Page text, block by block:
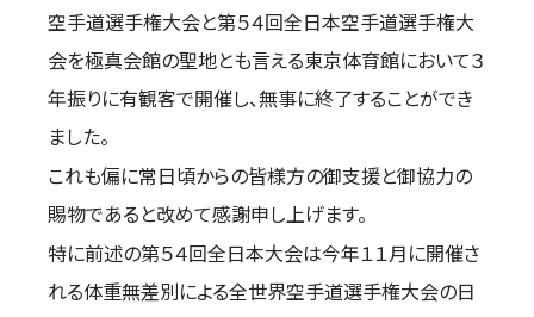
日本語
English
空手道選手権大会と第５４回全日本空手道選手権大
会を極真会館の聖地とも言える東京体育館において３
年振りに有観客で開催し、無事に終了することができ
ました。
これも偏に常日頃からの皆様方の御支援と御協力の
賜物であると改めて感謝申し上げます。
特に前述の第５４回全日本大会は今年１１月に開催さ
れる体重無差別による全世界空手道選手権大会の日